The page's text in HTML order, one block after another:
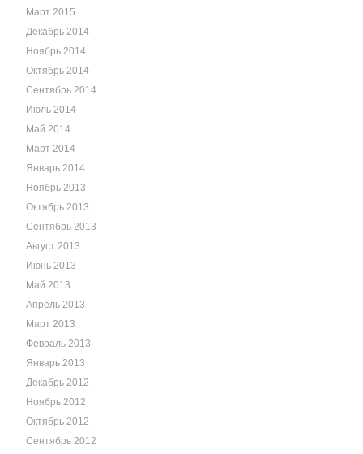
Март 2015
Декабрь 2014
Ноябрь 2014
Октябрь 2014
Сентябрь 2014
Июль 2014
Май 2014
Март 2014
Январь 2014
Ноябрь 2013
Октябрь 2013
Сентябрь 2013
Август 2013
Июнь 2013
Май 2013
Апрель 2013
Март 2013
Февраль 2013
Январь 2013
Декабрь 2012
Ноябрь 2012
Октябрь 2012
Сентябрь 2012